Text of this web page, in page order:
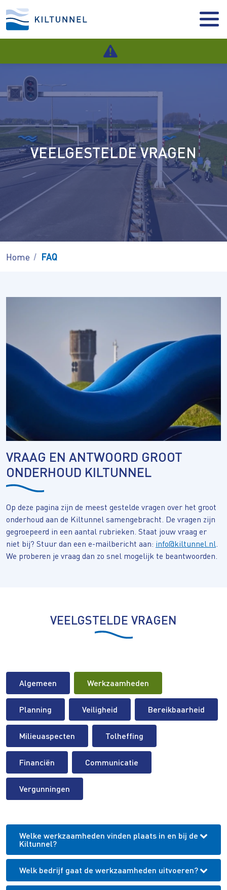
VEELGESTELDE VRAGEN
Home FAQ
VRAAG EN ANTWOORD GROOT
ONDERHOUD KILTUNNEL
Op deze pagina zijn de meest gestelde vragen over het groot
onderhoud aan de Kiltunnel samengebracht. De vragen zijn
gegroepeerd in een aantal rubrieken. Staat jouw vraag er
niet bij? Stuur dan een e-mailbericht aan: info@kiltunnel.nl
We proberen je vraag dan zo snel mogelijk te beantwoorden.
VEELGSTELDE VRAGEN
Algemeen Werkzaamheden
Planning Veiligheid Bereikbaarheid
Milieuaspecten Tolheffing
Financiën Communicatie
Vergunningen
Welke werkzaamheden vinden plaats in en bij de
Kiltunnel?
Welk bedrijf gaat de werkzaamheden uitvoeren?